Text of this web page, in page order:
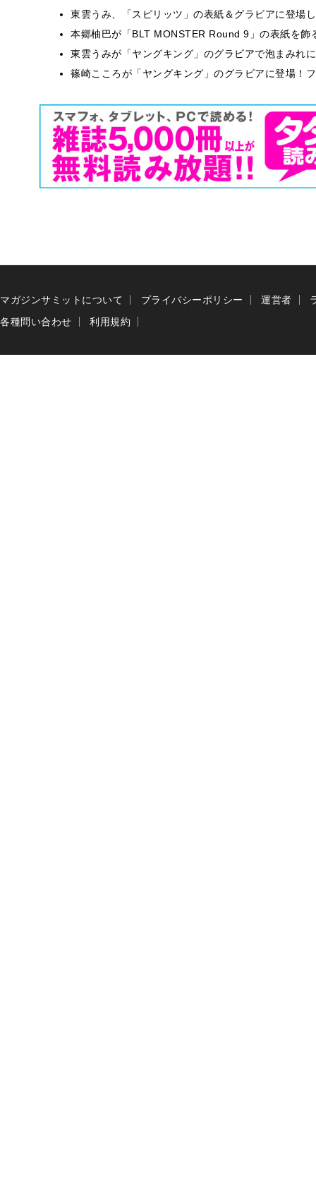
東雲うみ、「スピリッツ」の表紙＆グラビアに登場
本郷柚巴が「BLT MONSTER Round 9」の表紙を
東雲うみが「ヤングキング」のグラビアで泡まみれ
篠崎こころが「ヤングキング」のグラビアに登場！
マガジンサミットについて プライバシーポリシー 運営者
各種問い合わせ
利用規約